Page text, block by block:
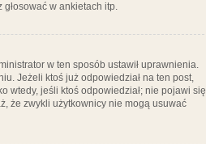
w ankietach itp.
w ten sposób ustawił uprawnienia.
Jeżeli ktoś już odpowiedział na ten post,
wtedy, jeśli ktoś odpowiedział; nie pojawi się
że zwykli użytkownicy nie mogą usuwać